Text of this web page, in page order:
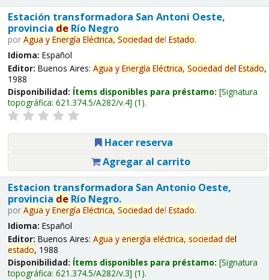
Estación transformadora San Antoni Oeste,
provincia deRío Negro
por Agua y Energía Eléctrica, Sociedad del Estado.
Idioma: Español
Editor: Buenos Aires: Agua y Energía Eléctrica, Sociedad del Estado,
1988
Disponibilidad: Ítems disponibles para préstamo: Signatura
topográfica: 621.374.5/A282/v.4 (1).
Hacer reserva
Agregar al carrito
Estacion transformadora San Antonio Oeste,
provincia deRío Negro.
por Agua y Energía Eléctrica, Sociedad del Estado.
Idioma: Español
Editor: Buenos Aires: Agua y energía eléctrica, sociedad del
estado, 1988
Disponibilidad: Ítems disponibles para préstamo: Signatura
topográfica: 621.374.5/A282/v.3 (1).